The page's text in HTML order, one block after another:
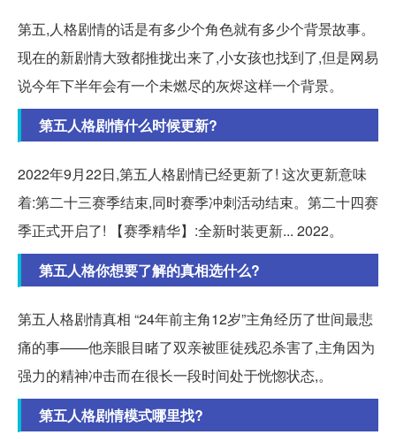
第五,人格剧情的话是有多少个角色就有多少个背景故事。
现在的新剧情大致都推拢出来了,小女孩也找到了,但是网易
说今年下半年会有一个未燃尽的灰烬这样一个背景。
第五人格剧情什么时候更新?
2022年9月22日,第五人格剧情已经更新了! 这次更新意味
着:第二十三赛季结束,同时赛季冲刺活动结束。第二十四赛
季正式开启了! 【赛季精华】:全新时装更新... 2022。
第五人格你想要了解的真相选什么?
第五人格剧情真相 “24年前主角12岁”主角经历了世间最悲
痛的事——他亲眼目睹了双亲被匪徒残忍杀害了,主角因为
强力的精神冲击而在很长一段时间处于恍惚状态,。
第五人格剧情模式哪里找?